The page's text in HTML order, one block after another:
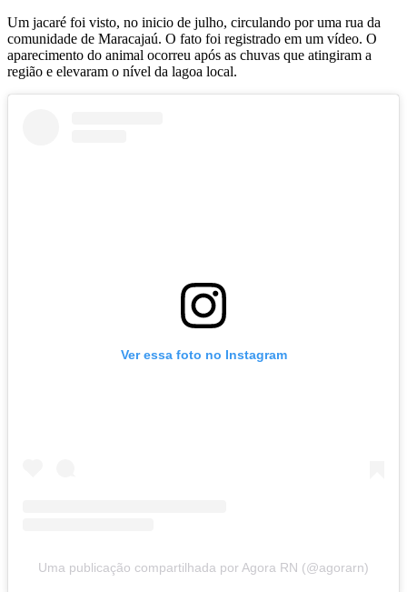
Um jacaré foi visto, no inicio de julho, circulando por uma rua da
comunidade de Maracajaú. O fato foi registrado em um vídeo. O
aparecimento do animal ocorreu após as chuvas que atingiram a
região e elevaram o nível da lagoa local.
Ver essa foto no Instagram
Uma publicação compartilhada por Agora RN (@agorarn)